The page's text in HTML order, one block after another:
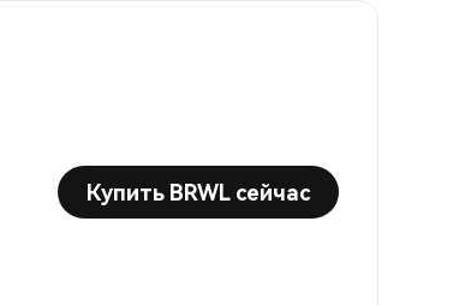
Купить BRWL сейчас